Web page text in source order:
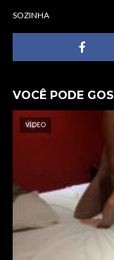
SOZINHA
VOCÊ PODE
VÍDEO